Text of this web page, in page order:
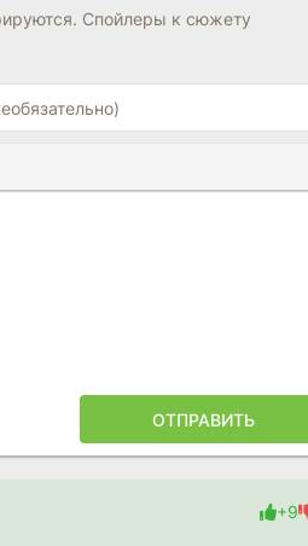
Спойлеры к сюжету
ОТПРАВИТЬ
+9